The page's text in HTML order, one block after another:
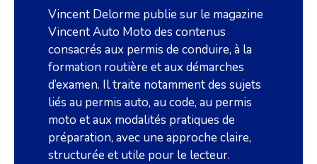
Vincent Delorme publie sur le magazine
Vincent Auto Moto des contenus
consacrés aux permis de conduire, à la
formation routière et aux démarches
d’examen. Il traite notamment des sujets
liés au permis auto, au code, au permis
moto et aux modalités pratiques de
préparation, avec une approche claire,
structurée et utile pour le lecteur.